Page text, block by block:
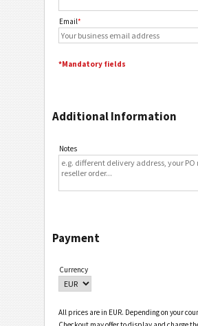
Email*
*Mandatory fields
Additional Information
Notes
Payment
Currency
All prices are in EUR. Depending on your